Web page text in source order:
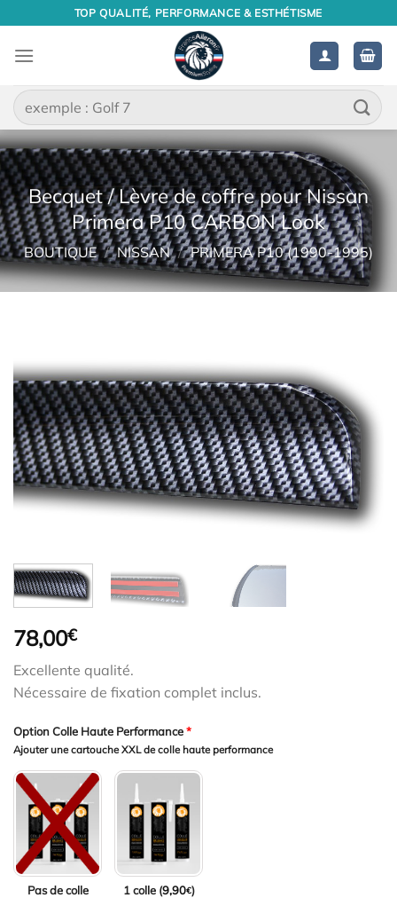
contenu
TOP QUALITÉ, PERFORMANCE & ESTHÉTISME
Recherche
pour :
Becquet / Lèvre de coffre pour Nissan
Primera P10 CARBON Look
BOUTIQUE / NISSAN / PRIMERA P10 (1990-1995)
78,00€
Excellente qualité.
Nécessaire de fixation complet inclus.
Option Colle Haute Performance*
Ajouter une cartouche XXL de colle haute performance
Pas de colle 1 colle (9,90€)